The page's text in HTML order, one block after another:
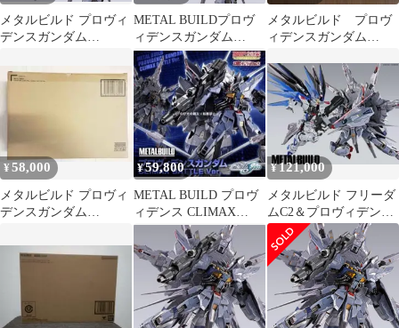
メタルビルド プロヴィ
デンスガンダム
METAL BUILDプロヴ
ィデンスガンダム
CLIMAX BATTLE Ver.
メタルビルド プロヴ
ィデンスガンダム
未開封
¥58,000
メタルビルド プロヴィ
デンスガンダム
¥59,800
METAL BUILD プロヴ
ィデンス CLIMAX
BATTLE Ver.
¥ 121,000
メタルビルド フリーダ
ムC2＆プロヴィデンス
セット